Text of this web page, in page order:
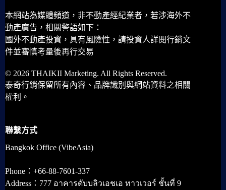
本網站為媒體頻道，非不動產經紀業者，若涉海外不
動產廣告，相關警語如下：
國外不動產投資，具有風險性，請投資人詳閱行銷文
件並審慎考量後再行交易
© 2026 THAIKII Marketing. All Rights Reserved.
泰奇行銷保留所有內容、品牌識別與網站資料之相關
權利。
聯繫方式
Bangkok Office (VibeAsia)
Phone：+66-88-7601-337
Address：777 อาคารดับบลิวเอชเอ ทาวเวอร์ ชั้นที่ 9